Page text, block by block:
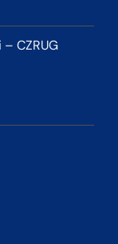
CZRUG